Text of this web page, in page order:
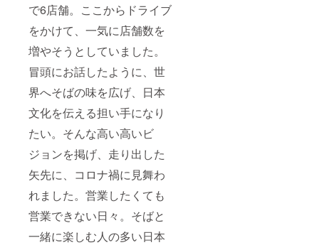
で6店舗。ここからドライブ
をかけて、一気に店舗数を
増やそうとしていました。
冒頭にお話したように、世
界へそばの味を広げ、日本
文化を伝える担い手になり
たい。そんな高い高いビ
ジョンを掲げ、走り出した
矢先に、コロナ禍に見舞わ
れました。営業したくても
営業できない日々。そばと
一緒に楽しむ人の多い日本